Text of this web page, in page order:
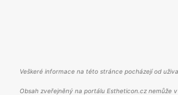
Veškeré informace na této stránce pocházejí od
Obsah zveřejněný na portálu Estheticon.cz nemůže